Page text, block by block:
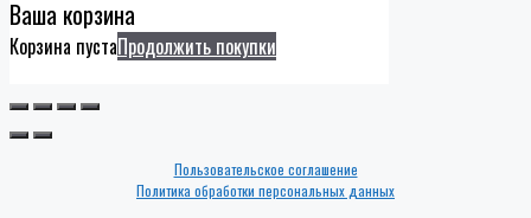
Ваша корзина
Корзина пустаПродолжить покупки
Пользовательское соглашение
Политика обработки персональных данных